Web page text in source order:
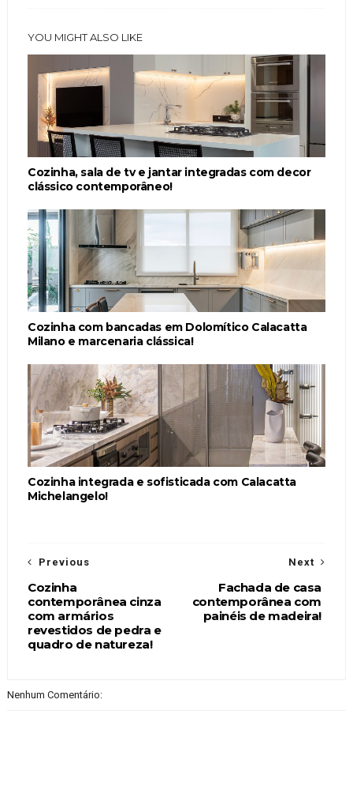
YOU MIGHT ALSO LIKE
Cozinha, sala de tv e jantar integradas com decor
clássico contemporâneo!
Cozinha com bancadas em Dolomítico Calacatta
Milano e marcenaria clássica!
Cozinha integrada e sofisticada com Calacatta
Michelangelo!
Next
Fachada de casa
contemporânea com
painéis de madeira!
Previous
Cozinha
contemporânea cinza
com armários
revestidos de pedra e
quadro de natureza!
Nenhum Comentário: